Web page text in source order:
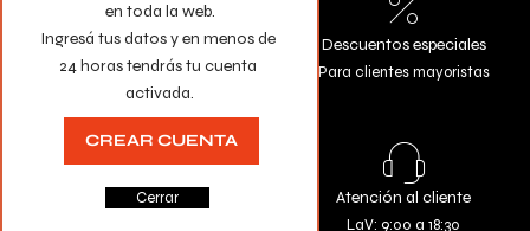
Envíos a todo el país
Gratis en compras mayores a
$10.000
Descuentos especiales
Para clientes mayoristas
Todas las tarjetas Atención al cliente
LaV: 9:00 a 18:30
en toda la web.
Ingresá tus datos y en menos de
24 horas tendrás tu cuenta
activada.
CREAR CUENTA
Cerrar